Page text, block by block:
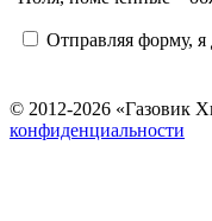
Отправляя форму, я
© 2012-2026 «Газовик
конфиденциальности